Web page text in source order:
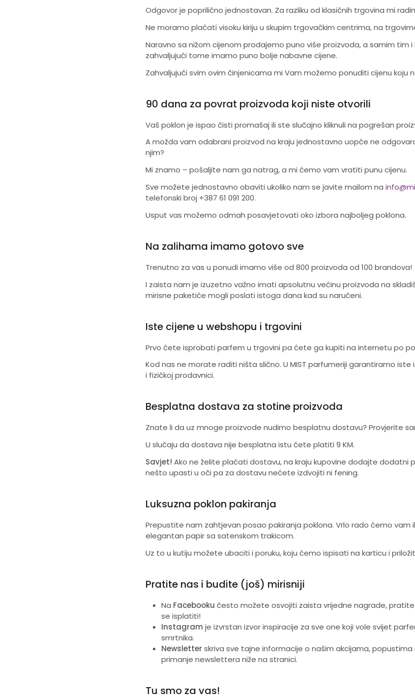
Odgovor je poprilično jednostavan. Za razliku od klasičnih trgovina mi
Ne moramo plaćati visoku kiriju u skupim trgovačkim centrima, na
Naravno sa nižom cijenom prodajemo puno više proizvoda, a samim tim i
zahvaljujući tome imamo puno bolje nabavne cijene.
Zahvaljujući svim ovim činjenicama mi Vam možemo ponuditi cijenu koju
90 dana za povrat proizvoda koji niste otvorili
Vaš poklon je ispao čisti promašaj ili ste slučajno kliknuli na pogrešan
A možda vam odabrani proizvod na kraju jednostavno uopće ne
njim?
Mi znamo – pošaljite nam ga natrag, a mi ćemo vam vratiti punu cijenu.
Sve možete jednostavno obaviti ukoliko nam se javite mailom na i
telefonski broj +387 61 091 200.
Usput vas možemo odmah posavjetovati oko izbora najboljeg poklona.
Na zalihama imamo gotovo sve
Trenutno za vas u ponudi imamo više od 800 proizvoda od 100 brandova!
I zaista nam je izuzetno važno imati apsolutnu većinu proizvoda na
mirisne paketiće mogli poslati istoga dana kad su naručeni.
Iste cijene u webshopu i trgovini
Prvo ćete isprobati parfem u trgovini pa ćete ga kupiti na internetu po
Kod nas ne morate raditi ništa slično. U MIST parfumeriji garantiramo iste
i fizičkoj prodavnici.
Besplatna dostava za stotine proizvoda
Znate li da uz mnoge proizvode nudimo besplatnu dostavu? Provjerite
U slučaju da dostava nije besplatna istu ćete platiti 9 KM.
Savjet! Ako ne želite plaćati dostavu, na kraju kupovine dodajte dodatni
nešto upasti u oči pa za dostavu nećete izdvojiti ni fening.
Luksuzna poklon pakiranja
Prepustite nam zahtjevan posao pakiranja poklona. Vrlo rado ćemo vam
elegantan papir sa satenskom trakicom.
Uz to u kutiju možete ubaciti i poruku, koju ćemo ispisati na karticu i
Pratite nas i budite (još) mirisniji
Na Facebooku često možete osvojiti zaista vrijedne nagrade, pratite
se isplatiti!
Instagram je izvrstan izvor inspiracije za sve one koji vole svijet
smrtnika.
Newsletter skriva sve tajne informacije o našim akcijama,
primanje newslettera niže na stranici.
Tu smo za vas!